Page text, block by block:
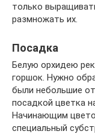
только
размножать их.
Посадка
Белую орхидею
горшок. Нужно
были небольшие
посадкой цветка
Начинающим
специальный